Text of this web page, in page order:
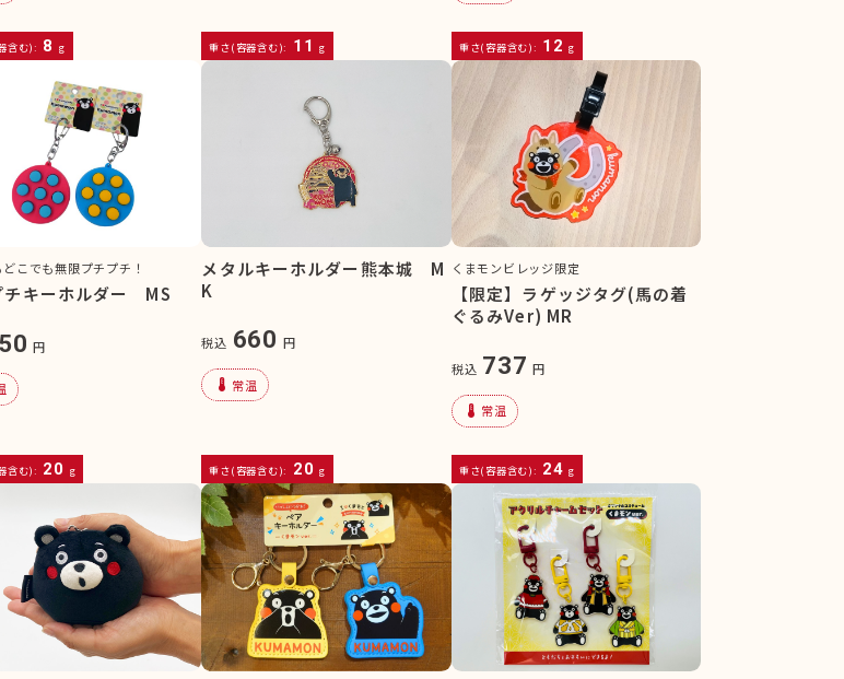
含む): 8 g 重さ(容器含む): 11 g 重さ(容器含む): 12 g
こでも無限プチプチ！
チキーホルダー MS
円
含む): 20 g
メタルキーホルダー熊本城 M
K
税込 660 円
device_thermostat 常温
重さ(容器含む): 20 g
くまモンビレッジ限定
【限定】ラゲッジタグ(馬の着
ぐるみVer) MR
税込 737 円
device_thermostat 常温
重さ(容器含む): 24 g